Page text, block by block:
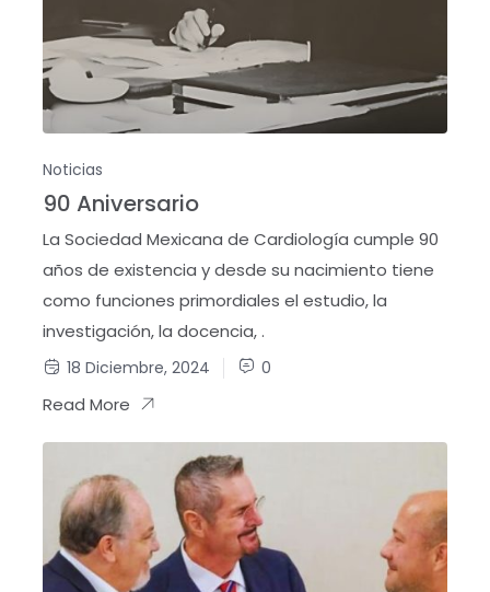
Noticias
90 Aniversario
La Sociedad Mexicana de Cardiología cumple 90
años de existencia y desde su nacimiento tiene
como funciones primordiales el estudio, la
investigación, la docencia, .
18 Diciembre, 2024 0
Read More